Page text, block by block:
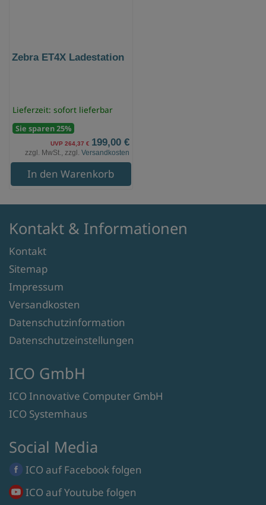
Zebra ET4X Ladestation
Lieferzeit: sofort lieferbar
Sie sparen 25%
UVP 264,37 € 199,00 €
zzgl. MwSt., zzgl. Versandkosten
In den Warenkorb
Kontakt & Informationen
Kontakt
Sitemap
Impressum
Versandkosten
Datenschutzinformation
Datenschutzeinstellungen
ICO GmbH
ICO Innovative Computer GmbH
ICO Systemhaus
Social Media
ICO aufFacebookfolgen
ICO aufYoutube folgen